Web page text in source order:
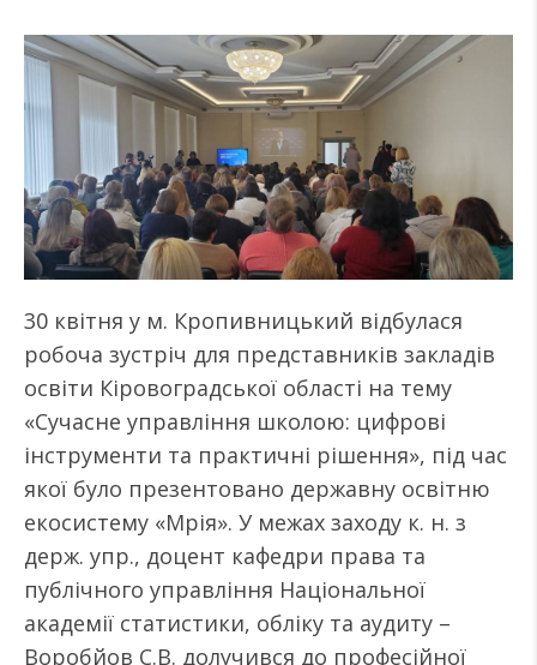
30 квітня у м. Кропивницький відбулася
робоча зустріч для представників закладів
освіти Кіровоградської області на тему
«Сучасне управління школою: цифрові
інструменти та практичні рішення», під час
якої було презентовано державну освітню
екосистему «Мрія». У межах заходу к. н. з
держ. упр., доцент кафедри права та
публічного управління Національної
академії статистики, обліку та аудиту –
Воробйов С.В. долучився до професійної